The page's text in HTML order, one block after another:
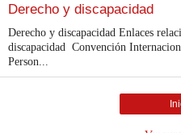
Derecho y discapacidad
Derecho y discapacidad Enlaces
discapacidad ‎ Convención
Person...